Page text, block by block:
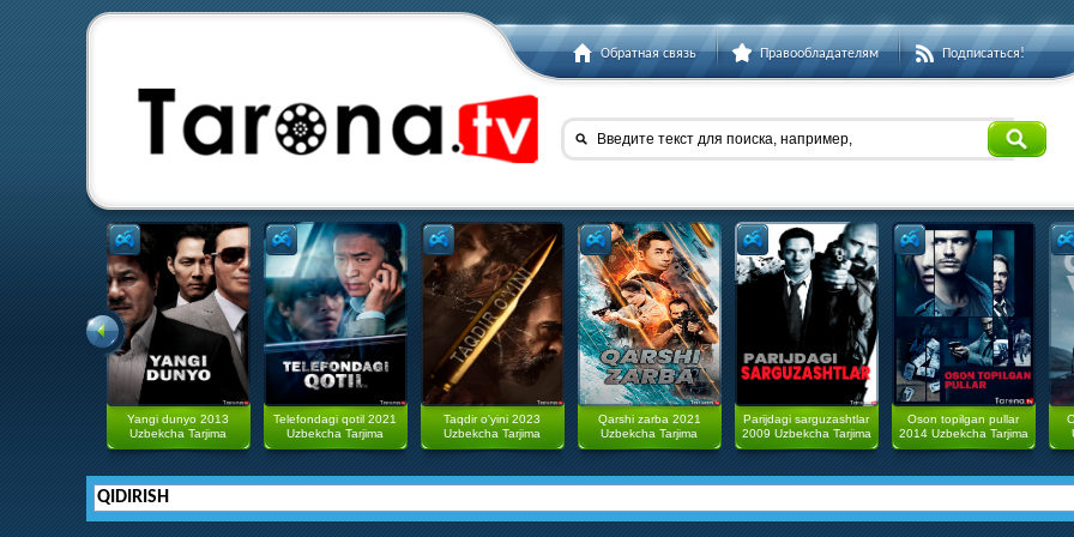
Обратная связь Правообладателям Подписаться!
Введите текст для поиска, например,
Yangi dunyo 2013
Uzbekcha Tarjima
Telefondagi qotil 2021
Uzbekcha Tarjima
Taqdir o'yini 2023
Uzbekcha Tarjima
Qarshi zarba 2021
Uzbekcha Tarjima
Parijdagi sarguzashtlar
2009 Uzbekcha Tarjima
Oson topilgan pullar
2014 Uzbekcha Tarjima